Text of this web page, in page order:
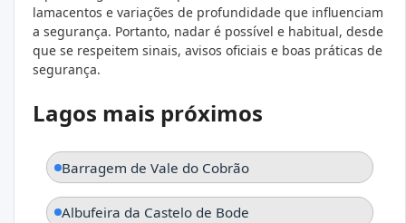
lamacentos e variações de profundidade que influenciam
a segurança. Portanto, nadar é possível e habitual, desde
que se respeitem sinais, avisos oficiais e boas práticas de
segurança.
Lagos mais próximos
Barragem de Vale do Cobrão
Albufeira da Castelo de Bode